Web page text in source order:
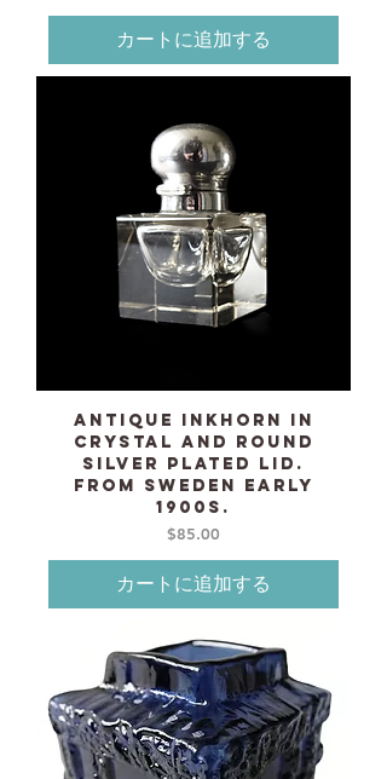
カートに追加する
Antique Inkhorn in
crystal and round
silver plated lid.
From Sweden early
1900s.
価格
$85.00
カートに追加する